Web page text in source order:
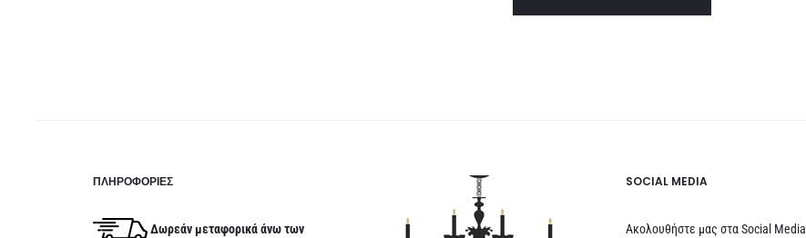
ΠΛΗΡΟΦΟΡΊΕΣ
Δωρεάν μεταφορικά άνω των
SOCIAL MEDIA
Ακολουθήστε μας στα Social Media